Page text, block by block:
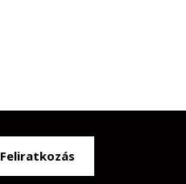
Feliratkozás